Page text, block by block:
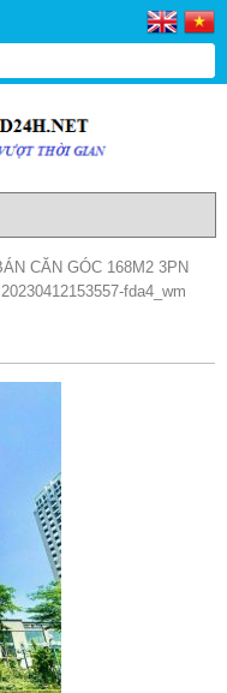
CĂN GÓC 168M2 3PN
20230412153557-fda4_wm